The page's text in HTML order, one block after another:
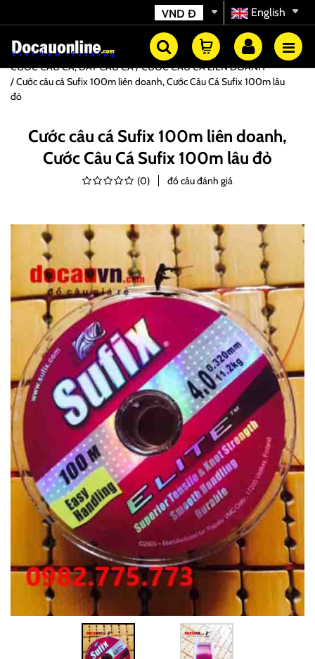
English
VND Đ
CƯỚC CÂU CÁ, DÂY CÂU CÁ
CƯỚC CÂU CÁ LIÊN DOANH
Cước câu cá Sufix 100m liên doanh, Cước Câu Cá Sufix 100m lâu
đỏ
Cước câu cá Sufix 100m liên doanh,
Cước Câu Cá Sufix 100m lâu đỏ
(0) đồ câu đánh giá